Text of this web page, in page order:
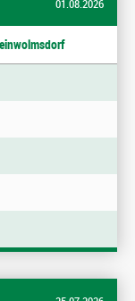
01.08.2026